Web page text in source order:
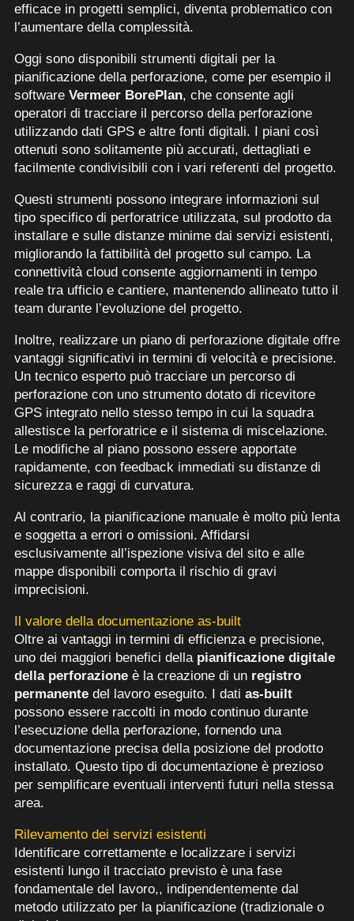
efficace in progetti semplici, diventa problematico con
l’aumentare della complessità.
Oggi sono disponibili strumenti digitali per la
pianificazione della perforazione, come per esempio il
software Vermeer BorePlan, che consente agli
operatori di tracciare il percorso della perforazione
utilizzando dati GPS e altre fonti digitali. I piani così
ottenuti sono solitamente più accurati, dettagliati e
facilmente condivisibili con i vari referenti del progetto.
Questi strumenti possono integrare informazioni sul
tipo specifico di perforatrice utilizzata, sul prodotto da
installare e sulle distanze minime dai servizi esistenti,
migliorando la fattibilità del progetto sul campo. La
connettività cloud consente aggiornamenti in tempo
reale tra ufficio e cantiere, mantenendo allineato tutto il
team durante l’evoluzione del progetto.
Inoltre, realizzare un piano di perforazione digitale offre
vantaggi significativi in termini di velocità e precisione.
Un tecnico esperto può tracciare un percorso di
perforazione con uno strumento dotato di ricevitore
GPS integrato nello stesso tempo in cui la squadra
allestisce la perforatrice e il sistema di miscelazione.
Le modifiche al piano possono essere apportate
rapidamente, con feedback immediati su distanze di
sicurezza e raggi di curvatura.
Al contrario, la pianificazione manuale è molto più lenta
e soggetta a errori o omissioni. Affidarsi
esclusivamente all’ispezione visiva del sito e alle
mappe disponibili comporta il rischio di gravi
imprecisioni.
Il valore della documentazione as-built
Oltre ai vantaggi in termini di efficienza e precisione,
uno dei maggiori benefici della pianificazione digitale
della perforazioneè la creazione di un registro
permanentedel lavoro eseguito. I dati as-built
possono essere raccolti in modo continuo durante
l’esecuzione della perforazione, fornendo una
documentazione precisa della posizione del prodotto
installato. Questo tipo di documentazione è prezioso
per semplificare eventuali interventi futuri nella stessa
area.
Rilevamento dei servizi esistenti
Identificare correttamente e localizzare i servizi
esistenti lungo il tracciato previsto è una fase
fondamentale del lavoro,, indipendentemente dal
metodo utilizzato per la pianificazione (tradizionale o